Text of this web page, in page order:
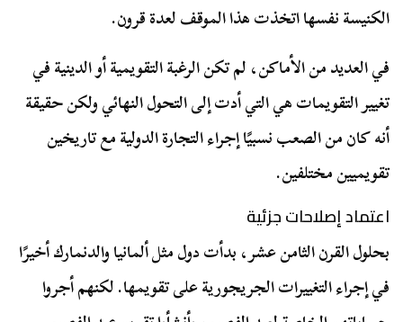
الكنيسة نفسها اتخذت هذا الموقف لعدة قرون.
في العديد من الأماكن، لم تكن الرغبة التقويمية أو الدينية في
تغيير التقويمات هي التي أدت إلى التحول النهائي ولكن حقيقة
أنه كان من الصعب نسبيًا إجراء التجارة الدولية مع تاريخين
تقويميين مختلفين.
اعتماد إصلاحات جزئية
بحلول القرن الثامن عشر، بدأت دول مثل ألمانيا والدنمارك أخيرًا
في إجراء التغييرات الجريجورية على تقويمها. لكنهم أجروا